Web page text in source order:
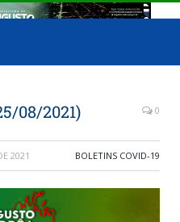
08/2021) 0
2021 BOLETINS COVID-19